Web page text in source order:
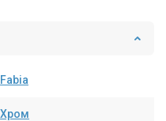
Fabia
Хром